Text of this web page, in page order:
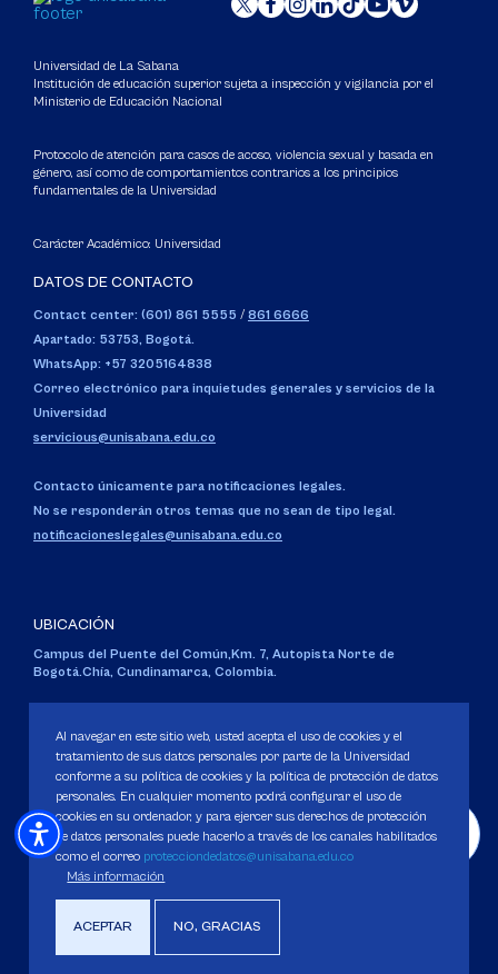
Universidad de La Sabana
Institución de educación superior sujeta a inspección y vigilancia por el
Ministerio de Educación Nacional
Protocolo de atención para casos de acoso, violencia sexual y basada en
género, así como de comportamientos contrarios a los principios
fundamentales de la Universidad
Carácter Académico: Universidad
DATOS DE CONTACTO
Contact center: (601) 861 5555 / 861 6666
Apartado: 53753, Bogotá.
WhatsApp: +57 3205164838
Correo electrónico para inquietudes generales y servicios de la
Universidad
servicious@unisabana.edu.co
Contacto únicamente para notificaciones legales.
No se responderán otros temas que no sean de tipo legal.
notificacioneslegales@unisabana.edu.co
UBICACIÓN
Campus del Puente del Común,Km. 7, Autopista Norte de
Bogotá.Chía, Cundinamarca, Colombia.
Personería Jurídica:Resolución 130 del 14 de enero de 1980.
Ministerio de Educación Nacional.
Política de Protección de datos
Derechos Pecuniarios
Al navegar en este sitio web, usted acepta el uso de cookies y el
tratamiento de sus datos personales por parte de la Universidad
conforme a su política de cookies y la política de protección de datos
personales. En cualquier momento podrá configurar el uso de
cookies en su ordenador, y para ejercer sus derechos de protección
de datos personales puede hacerlo a través de los canales habilitados
como el correo protecciondedatos@unisabana.edu.co
Más información
ACEPTAR NO, GRACIAS